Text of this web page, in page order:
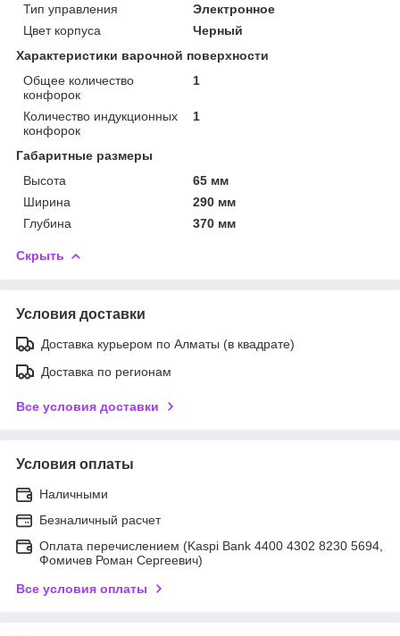
Тип управления
Электронное
Цвет корпуса
Черный
Характеристики варочной поверхности
Общее количество
конфорок
1
Количество индукционных
конфорок
1
Габаритные размеры
Высота
65 мм
Ширина
290 мм
Глубина
370 мм
Скрыть
Условия доставки
Доставка курьером по Алматы (в квадрате)
Доставка по регионам
Все условия доставки
Условия оплаты
Наличными
Безналичный расчет
Оплата перечислением (Kaspi Bank 4400 4302 8230 5694,
Фомичев Роман Сергеевич)
Все условия оплаты